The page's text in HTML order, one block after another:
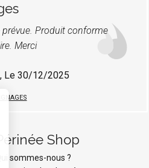
prévue. Produit conforme
Merci
, Le 30/12/2025
Périnée Shop
Qui sommes-nous ?